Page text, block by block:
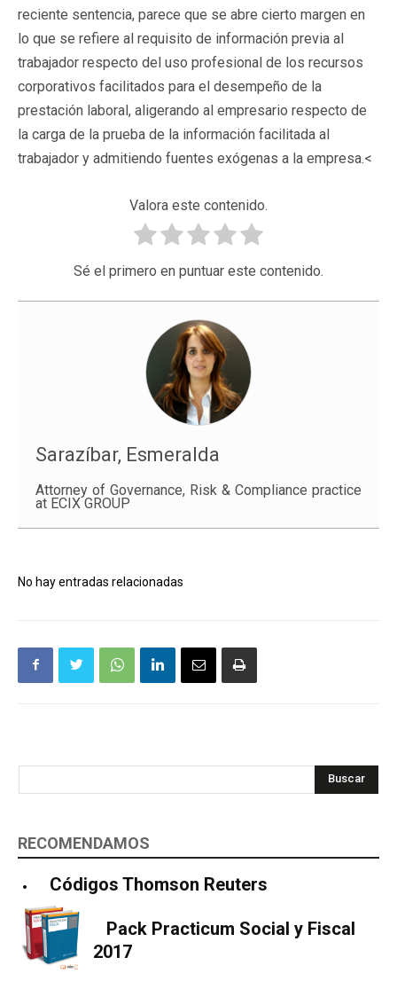
reciente sentencia, parece que se abre cierto margen en
lo que se refiere al requisito de información previa al
trabajador respecto del uso profesional de los recursos
corporativos facilitados para el desempeño de la
prestación laboral, aligerando al empresario respecto de
la carga de la prueba de la información facilitada al
trabajador y admitiendo fuentes exógenas a la empresa.<
Valora este contenido.
Sé el primero en puntuar este contenido.
Sarazíbar, Esmeralda
Attorney of Governance, Risk & Compliance practice
at ECIX GROUP
No hay entradas relacionadas
Buscar
RECOMENDAMOS
Códigos Thomson Reuters
Pack Practicum Social y Fiscal
2017